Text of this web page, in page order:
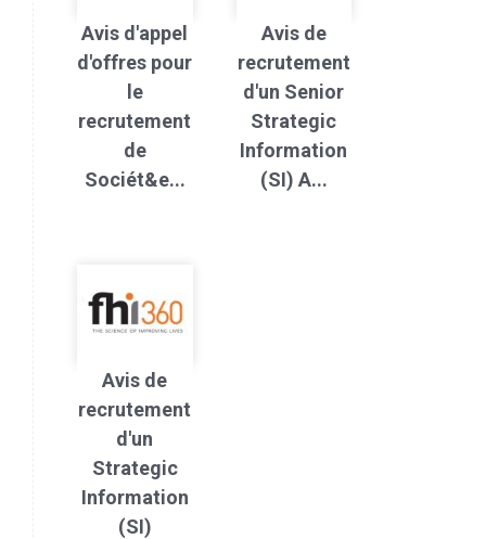
Avis d'appel
d'offres pour
le
recrutement
de
Sociét&e...
Avis de
recrutement
d'un Senior
Strategic
Information
(SI) A...
Avis de
recrutement
d'un
Strategic
Information
(SI)